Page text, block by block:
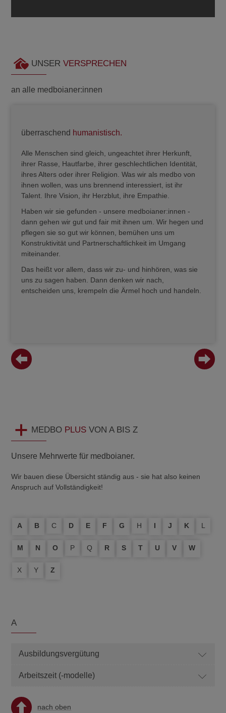
UNSERVERSPRECHEN
an alle medboianer:innen
überraschend humanistisch.
Alle Menschen sind gleich, ungeachtet ihrer Herkunft,
ihrer Rasse, Hautfarbe, ihrer geschlechtlichen Identität,
ihres Alters oder ihrer Religion. Was wir als medbo von
ihnen wollen, was uns brennend interessiert, ist ihr
Talent. Ihre Vision, ihr Herzblut, ihre Empathie.
Haben wir sie gefunden - unsere medboianer:innen -
dann gehen wir gut und fair mit ihnen um. Wir hegen und
pflegen sie so gut wir können, bemühen uns um
Konstruktivität und Partnerschaftlichkeit im Umgang
miteinander.
Das heißt vor allem, dass wir zu- und hinhören, was sie
uns zu sagen haben. Dann denken wir nach,
entscheiden uns, krempeln die Ärmel hoch und handeln.
MEDBO PLUS VON A BIS Z
Unsere Mehrwerte für medboianer.
Wir bauen diese Übersicht ständig aus - sie hat also keinen
Anspruch auf Vollständigkeit!
A B C D E F G H I J K L
M N O P Q R S T U V W
X Y Z
A
Ausbildungsvergütung
Arbeitszeit (-modelle)
nach oben